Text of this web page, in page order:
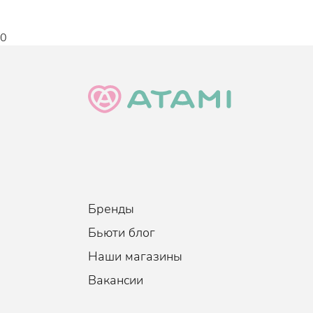
0
Бренды
Бьюти блог
Наши магазины
Вакансии